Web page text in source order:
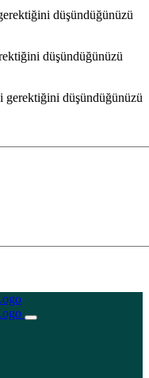
düşündüğünüzü
düşündüğünüzü
gerektiğini düşündüğünüzü